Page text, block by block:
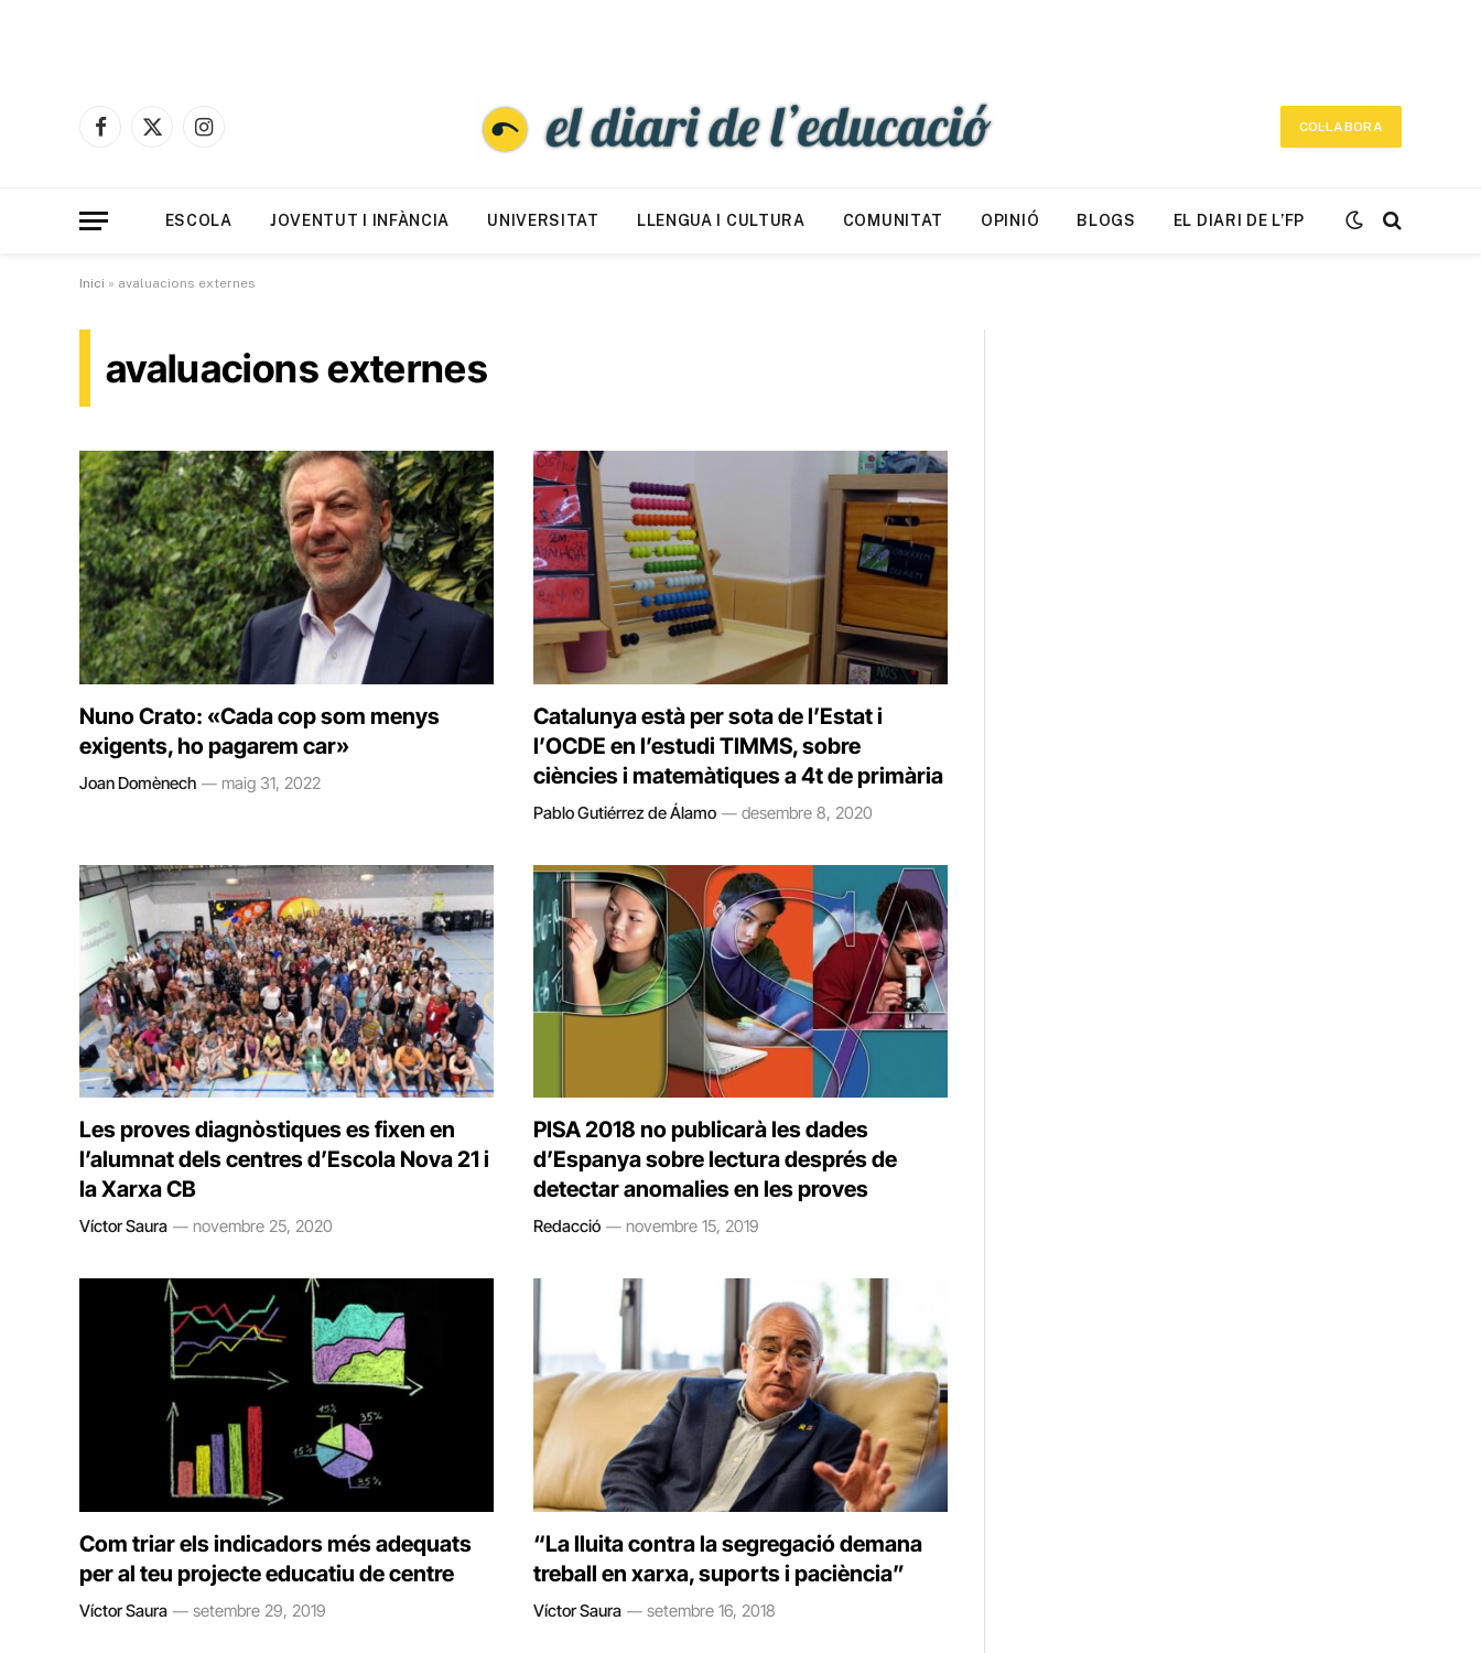
Facebook
X
Instagram
COL·LABORA
ESCOLA JOVENTUT I INFÀNCIA UNIVERSITAT LLENGUA I CULTURA COMUNITAT OPINIÓ BLOGS EL DIARI DE L’FP
Inici » avaluacions externes
avaluacions externes
Nuno Crato: «Cada cop som menys
exigents, ho pagarem car»
Joan Domènech maig 31, 2022
Catalunya està per sota de l’Estat i
l’OCDE en l’estudi TIMMS, sobre
ciències i matemàtiques a 4t de primària
Pablo Gutiérrez de Álamo desembre 8, 2020
Les proves diagnòstiques es fixen en
l’alumnat dels centres d’Escola Nova 21 i
la Xarxa CB
Víctor Saura novembre 25, 2020
PISA 2018 no publicarà les dades
d’Espanya sobre lectura després de
detectar anomalies en les proves
Redacció novembre 15, 2019
Com triar els indicadors més adequats
per al teu projecte educatiu de centre
Víctor Saura setembre 29, 2019
“La lluita contra la segregació demana
treball en xarxa, suports i paciència”
Víctor Saura setembre 16, 2018